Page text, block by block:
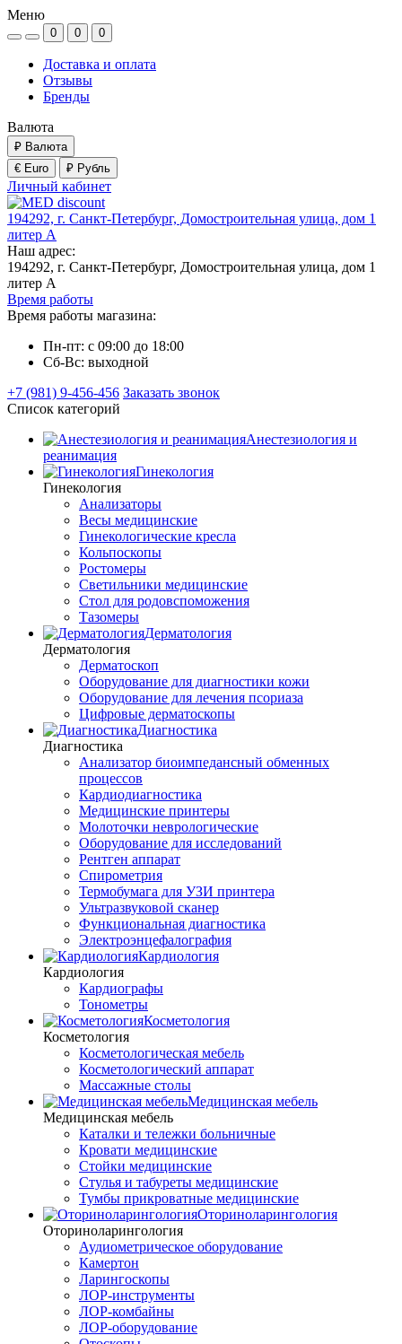
Меню
0 0 0
Доставка и оплата
Отзывы
Бренды
Валюта
₽ Валюта
€ Euro
₽ Рубль
Личный кабинет
194292, г. Санкт-Петербург, Домостроительная улица, дом 1
литер А
Наш адрес:
194292, г. Санкт-Петербург, Домостроительная улица, дом 1
литер А
Время работы
Время работы магазина:
Пн-пт: с 09:00 до 18:00
Сб-Вс: выходной
+7 (981) 9-456-456 Заказать звонок
Список категорий
Анестезиология и
реанимация
Гинекология
Гинекология
Анализаторы
Весы медицинские
Гинекологические кресла
Кольпоскопы
Ростомеры
Светильники медицинские
Стол для родовспоможения
Тазомеры
Дерматология
Дерматология
Дерматоскоп
Оборудование для диагностики кожи
Оборудование для лечения псориаза
Цифровые дерматоскопы
Диагностика
Диагностика
Анализатор биоимпедансный обменных
процессов
Кардиодиагностика
Медицинские принтеры
Молоточки неврологические
Оборудование для исследований
Рентген аппарат
Спирометрия
Термобумага для УЗИ принтера
Ультразвуковой сканер
Функциональная диагностика
Электроэнцефалография
Кардиология
Кардиология
Кардиографы
Тонометры
Косметология
Косметология
Косметологическая мебель
Косметологический аппарат
Массажные столы
Медицинская мебель
Медицинская мебель
Каталки и тележки больничные
Кровати медицинские
Стойки медицинские
Стулья и табуреты медицинские
Тумбы прикроватные медицинские
Оториноларингология
Оториноларингология
Аудиометрическое оборудование
Камертон
Ларингоскопы
ЛОР-инструменты
ЛОР-комбайны
ЛОР-оборудование